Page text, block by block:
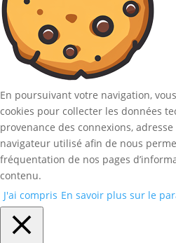
En poursuivant votre navigation,
cookies pour collecter les données
provenance des connexions,
navigateur utilisé afin de nous
fréquentation de nos pages
contenu.
J'ai compris En savoir plus sur le